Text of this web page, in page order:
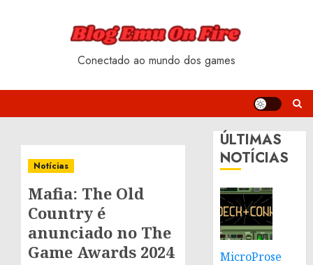
Conectado ao mundo dos games
Notícias
Mafia: The Old
Country é
anunciado no The
Game Awards 2024
ÚLTIMAS
NOTÍCIAS
MicroProse